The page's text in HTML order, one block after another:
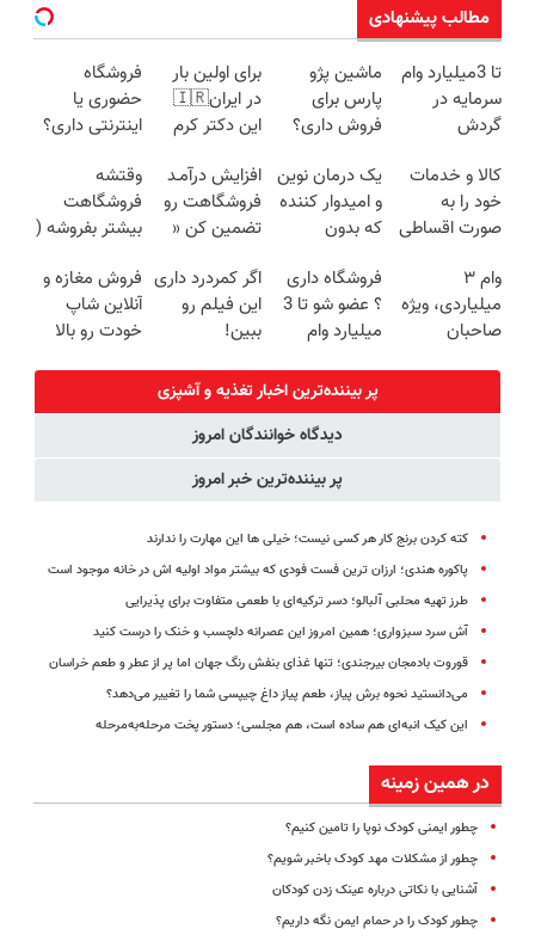
مطالب پیشنهادی
تا 3میلیارد وام
سرمایه در
گردش
فروشگاهت رو
ثبت کن
ماشین پژو
پارس برای
فروش داری؟
بفروشش
برای اولین بار
در ایران🇮🇷
این دکتر کرم
روزه ساخت!
فروشگاه
حضوری یا
اینترنتی داری؟
و خدماتت رو
بفروش
کالا و خدمات
خود را به
صورت اقساطی
یک درمان نوین
و امیدوار کننده
که بدون
را جوان می کند
افزایش درآمـد
فروشگاهت رو
تضمین کن «
ثبت کن »
وقتشه
فروشگاهت
بیشتر بفروشه (
نام کن )
وام ۳
میلیاردی، ویژه
صاحبان
حضوری
فروشگاه داری
؟ عضو شو تا 3
میلیارد وام
اگر کمردرد داری
این فیلم رو
ببین!
پر کن◖
فروش مغازه و
آنلاین شاپ
خودت رو بالا
پر بیننده‌ترین اخبار تغذیه و آشپزی
دیدگاه خوانندگان امروز
پر بیننده‌ترین خبر امروز
کته کردن برنج کار هر کسی نیست؛ خیلی ها این مهارت را ندارند
پاکوره هندی؛ ارزان ترین فست فودی که بیشتر مواد اولیه اش در خانه موجود است
طرز تهیه محلبی آلبالو؛ دسر ترکیه‌ای با طعمی متفاوت برای پذیرایی
آش سرد سبزواری؛ همین امروز این عصرانه دلچسب و خنک را درست کنید
قوروت بادمجان بیرجندی؛ تنها غذای بنفش رنگ جهان اما پر از عطر و طعم خراسان
می‌دانستید نحوه برش پیاز، طعم پیاز داغ چیپسی شما را تغییر می‌دهد؟
این کیک انبه‌ای هم ساده است، هم مجلسی؛ دستور پخت مرحله‌به‌مرحله
در همین زمینه
چطور ایمنی کودک نوپا را تامین کنیم؟
چطور از مشکلات مهد کودک باخبر شویم؟
آشنایی با نکاتی درباره عینک زدن کودکان
چطور کودک را در حمام ایمن نگه داریم؟